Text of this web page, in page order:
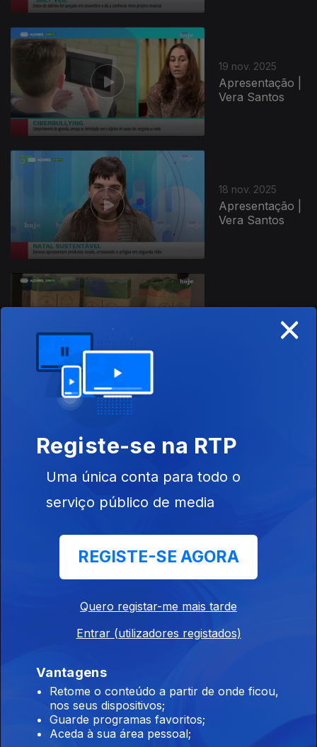
19 nov. 2025
Apresentação |
Vera Santos
18 nov. 2025
Apresentação |
Vera Santos
Apresentação |
Vera Santos
14 nov. 2025
Apresentação |
13 nov. 2025
Apresentação |
Apresentação |
×
Registe-se na RTP
Uma única conta para todo o
serviço público de media
REGISTE-SE AGORA
Quero registar-me mais tarde
Entrar (utilizadores registados)
Vantagens
Retome o conteúdo a partir de onde ficou,
nos seus dispositivos;
Guarde programas favoritos;
Aceda à sua área pessoal;